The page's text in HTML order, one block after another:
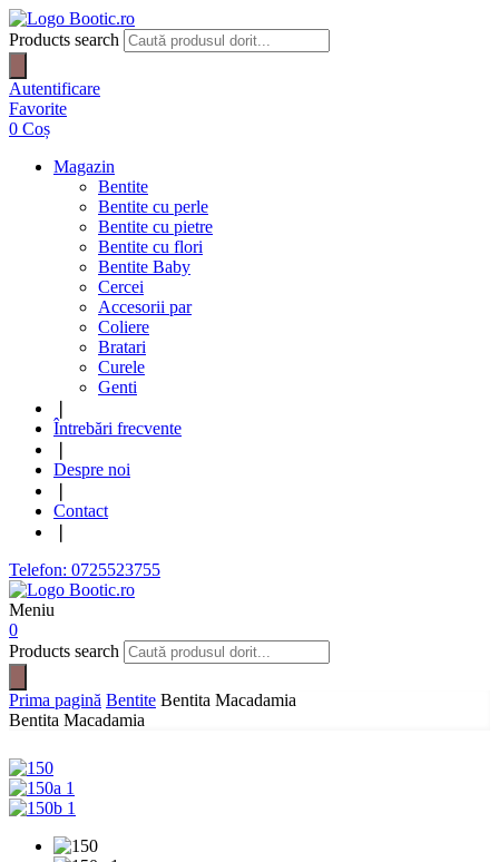
Products search
Autentificare
Favorite
0 Coș
Magazin
Bentite
Bentite cu perle
Bentite cu pietre
Bentite cu flori
Bentite Baby
Cercei
Accesorii par
Coliere
Bratari
Curele
Genti
Întrebări frecvente
Despre noi
Contact
Telefon: 0725523755
Meniu
0
Products search
Prima pagină Bentite Bentita Macadamia
Bentita Macadamia